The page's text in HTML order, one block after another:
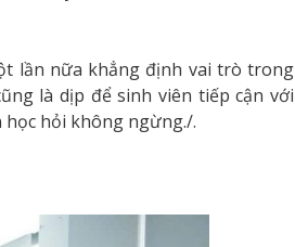
lần nữa khẳng định vai trò trong
là dịp để sinh viên tiếp cận với
hỏi không ngừng./.